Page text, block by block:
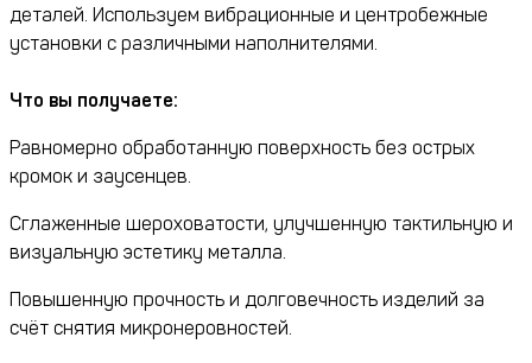
деталей. Используем вибрационные и центробежные
установки с различными наполнителями.
Что вы получаете:
Равномерно обработанную поверхность без острых
кромок и заусенцев.
Сглаженные шероховатости, улучшенную тактильную и
визуальную эстетику металла.
Повышенную прочность и долговечность изделий за
счёт снятия микронеровностей.